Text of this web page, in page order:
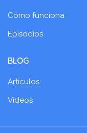
Cómo funciona
Episodios
BLOG
Artículos
Videos